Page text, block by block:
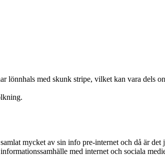
med skunk stripe, vilket kan vara dels
mycket av sin info pre-internet och då är det
med internet och sociala